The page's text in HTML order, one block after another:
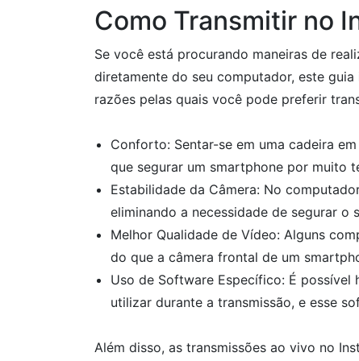
Como Transmitir no
Se você está procurando maneiras de
diretamente do seu computador, este
razões pelas quais você pode preferir
Conforto: Sentar-se em uma cadeira
que segurar um smartphone por muito
Estabilidade da Câmera: No
eliminando a necessidade de segurar o
Melhor Qualidade de Vídeo: Alguns
do que a câmera frontal de um
Uso de Software Específico: É
utilizar durante a transmissão, e esse
Além disso, as transmissões ao vivo no